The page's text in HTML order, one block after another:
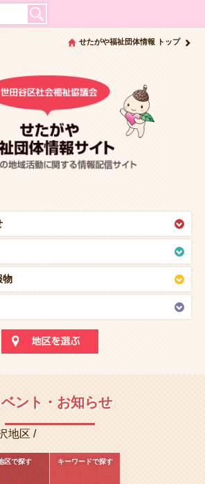
物
せたがや福祉団体情報 トップ
ント・お知らせ
地区 /
区で探す キーワードで探す